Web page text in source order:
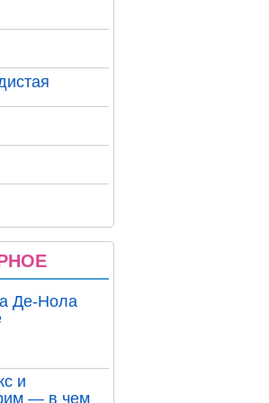
Де-Нола
и
— в чем